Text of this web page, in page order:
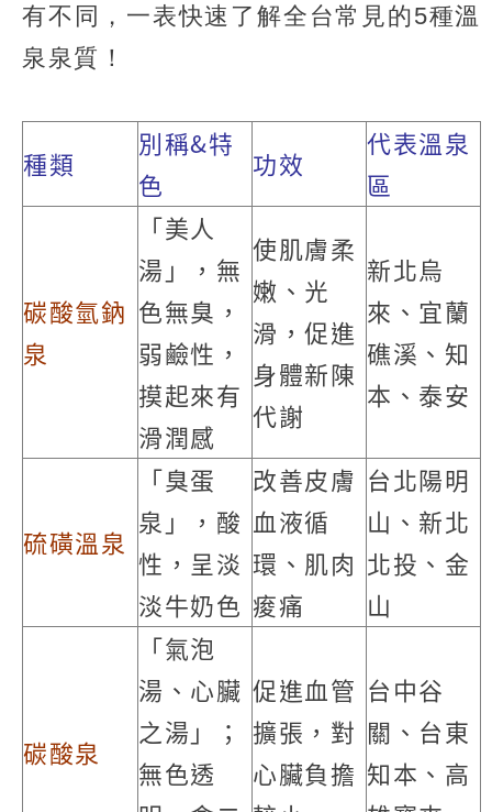
有不同，一表快速了解全台常見的5種溫
泉泉質！
種類
別稱&特
色
功效
代表溫泉
區
碳酸氫鈉
泉
「美人
湯」，無
色無臭，
弱鹼性，
摸起來有
滑潤感
使肌膚柔
嫩、光
滑，促進
身體新陳
代謝
新北烏
來、宜蘭
礁溪、知
本、泰安
硫磺溫泉
「臭蛋
泉」，酸
性，呈淡
淡牛奶色
改善皮膚
血液循
環、肌肉
痠痛
台北陽明
山、新北
北投、金
山
碳酸泉
「氣泡
湯、心臟
之湯」；
無色透
促進血管
擴張，對
心臟負擔
台中谷
關、台東
知本、高